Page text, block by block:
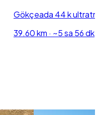
Gökçeada 44 k
39.60 km · ~5 sa 56 dk